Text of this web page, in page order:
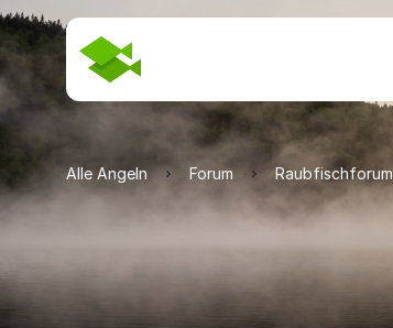
Alle Angeln Forum Raubfischforum